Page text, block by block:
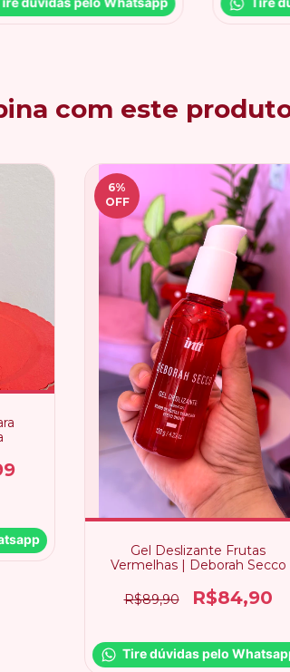
com este
6%
OFF
Gel Deslizante Frutas
Vermelhas | Deborah Secco
R$89,90 R$84,90
Tire dúvidas pelo